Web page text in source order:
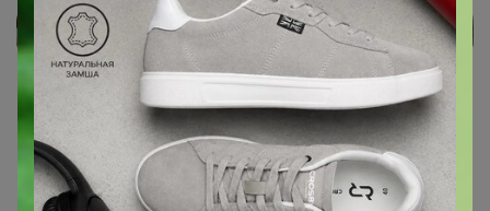
Реклама
Как здесь все устроено?
Как сделать заказ?
Как получить?